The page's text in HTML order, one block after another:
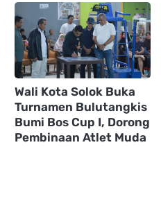
Wali Kota Solok Buka
Turnamen Bulutangkis
Bumi Bos Cup I, Dorong
Pembinaan Atlet Muda